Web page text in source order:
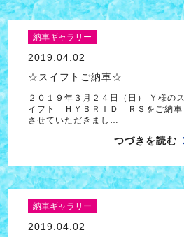
納車ギャラリー
2019.04.02
☆スイフトご納車☆
２０１９年３月２４日（日） Ｙ様のス
イフト ＨＹＢＲＩＤ ＲＳをご納車
させていただきまし…
つづきを読む
納車ギャラリー
2019.04.02